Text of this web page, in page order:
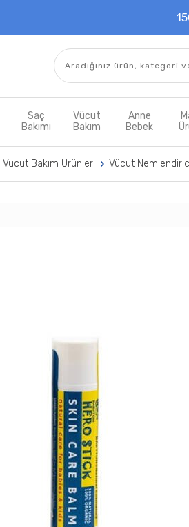
Saç
Bakımı
Vücut
Bakım
Anne
Bebek
Vücut Bakım Ürünleri Vücut